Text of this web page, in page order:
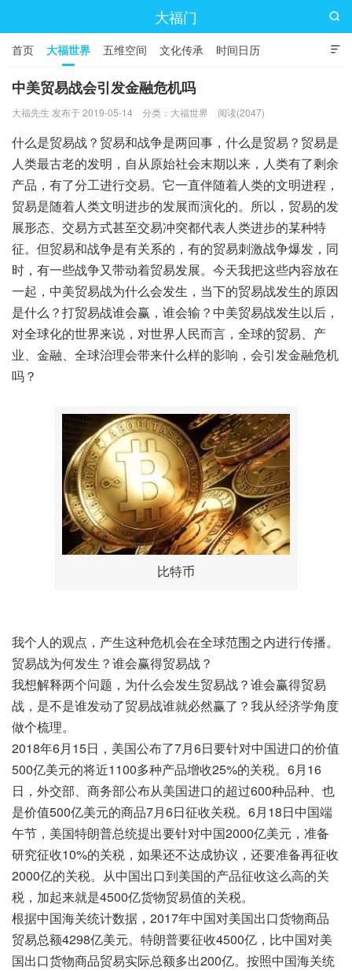
大福门

首页 大福世界 五维空间 文化传承 时间日历

中美贸易战会引发金融危机吗
大福先生 发布于 2019-05-14 分类： 大福世界 阅读(2047)
什么是贸易战？贸易和战争是两回事，什么是贸易？贸易是
人类最古老的发明，自从原始社会末期以来，人类有了剩余
产品，有了分工进行交易。它一直伴随着人类的文明进程，
贸易是随着人类文明进步的发展而演化的。所以，贸易的发
展形态、交易方式甚至交易冲突都代表人类进步的某种特
征。但贸易和战争是有关系的，有的贸易刺激战争爆发，同
时，有一些战争又带动着贸易发展。今天我把这些内容放在
一起，中美贸易战为什么会发生，当下的贸易战发生的原因
是什么？打贸易战谁会赢，谁会输？中美贸易战发生以后，
对全球化的世界来说，对世界人民而言，全球的贸易、产
业、金融、全球治理会带来什么样的影响，会引发金融危机
吗？
比特币
我个人的观点，产生这种危机会在全球范围之内进行传播。
贸易战为何发生？谁会赢得贸易战？
我想解释两个问题，为什么会发生贸易战？谁会赢得贸易
战，是不是谁发动了贸易战谁就必然赢了？我从经济学角度
做个梳理。
2018年6月15日，美国公布了7月6日要针对中国进口的价值
500亿美元的将近1100多种产品增收25%的关税。6月16
日，外交部、商务部公布从美国进口的超过600种品种、也
是价值500亿美元的商品7月6日征收关税。6月18日中国端
午节，美国特朗普总统提出要针对中国2000亿美元，准备
研究征收10%的关税，如果还不达成协议，还要准备再征收
2000亿的关税。从中国出口到美国的产品征收这么高的关
税，加起来就是4500亿货物贸易值的关税。
根据中国海关统计数据，2017年中国对美国出口货物商品
贸易总额4298亿美元。特朗普要征收4500亿，比中国对美
国出口货物商品贸易实际总额多出200亿。按照中国海关统